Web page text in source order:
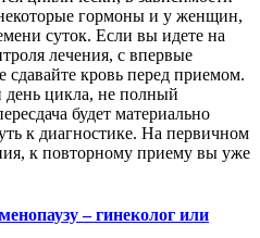
гормоны и у женщин,
суток. Если вы идете на
лечения, с впервые
кровь перед приемом.
цикла, не полный
будет материально
к диагностике. На первичном
к повторному приему вы уже
– гинеколог или